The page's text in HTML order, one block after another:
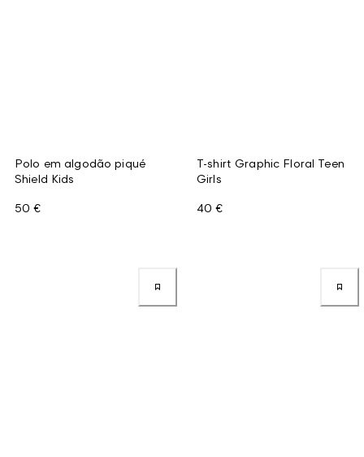
Polo em algodão piqué
Shield Kids
50 €
T-shirt Graphic Floral Teen
Girls
40 €